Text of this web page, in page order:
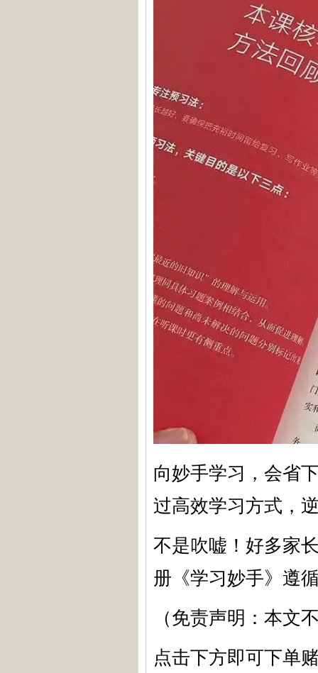
向妙手学习，会省
过高效学习方式，
不是吹嘘！好多家
册《学习妙手》遵
（免责声明：本文
点击下方即可下单